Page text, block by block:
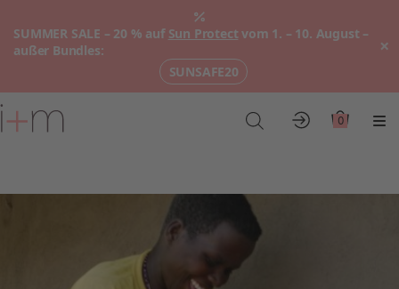
SUMMER SALE – 20 % auf Sun Protect vom 1. – 10. August –
außer Bundles:
SUNSAFE20
×
Zum
Hauptinhalt
Konto 0